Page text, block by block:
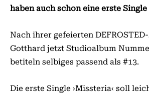
haben auch schon eine erste
Nach ihrer gefeierten
Gotthard jetzt Studioalbum
betiteln selbiges passend als #13.
Die erste Single ›Missteria‹ soll